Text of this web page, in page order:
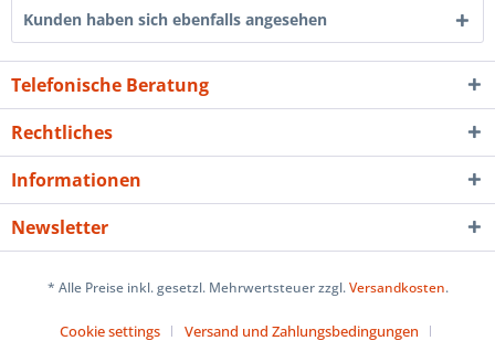
Kunden haben sich ebenfalls angesehen
Telefonische Beratung
Rechtliches
Informationen
Newsletter
* Alle Preise inkl. gesetzl. Mehrwertsteuer zzgl.Versandkosten.
Cookie settings
Versand und Zahlungsbedingungen